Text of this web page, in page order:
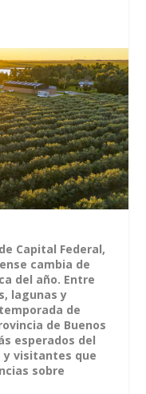
Capital Federal,
cambia de
del año. Entre
lagunas y
de
de Buenos
esperados del
y visitantes que
sobre